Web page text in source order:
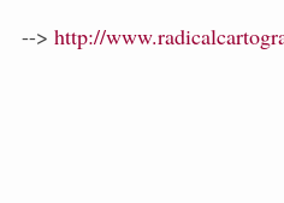
--> http://